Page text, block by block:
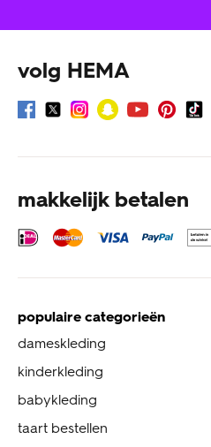
volg HEMA
makkelijk betalen
populaire categorieën
dameskleding
kinderkleding
babykleding
taart bestellen